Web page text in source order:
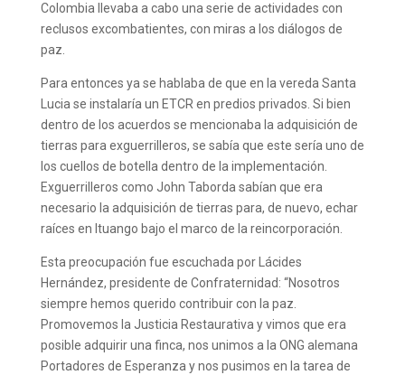
Colombia llevaba a cabo una serie de actividades con
reclusos excombatientes, con miras a los diálogos de
paz.
Para entonces ya se hablaba de que en la vereda Santa
Lucia se instalaría un ETCR en predios privados. Si bien
dentro de los acuerdos se mencionaba la adquisición de
tierras para exguerrilleros, se sabía que este sería uno de
los cuellos de botella dentro de la implementación.
Exguerrilleros como John Taborda sabían que era
necesario la adquisición de tierras para, de nuevo, echar
raíces en Ituango bajo el marco de la reincorporación.
Esta preocupación fue escuchada por Lácides
Hernández, presidente de Confraternidad: “Nosotros
siempre hemos querido contribuir con la paz.
Promovemos la Justicia Restaurativa y vimos que era
posible adquirir una finca, nos unimos a la ONG alemana
Portadores de Esperanza y nos pusimos en la tarea de